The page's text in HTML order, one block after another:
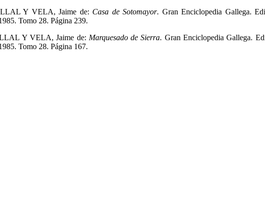
Y VELA, Jaime de: Casa de Sotomayor. Gran Enciclopedia Gallega.
Tomo 28. Página 239.
Y VELA, Jaime de: Marquesado de Sierra. Gran Enciclopedia Gallega.
Tomo 28. Página 167.